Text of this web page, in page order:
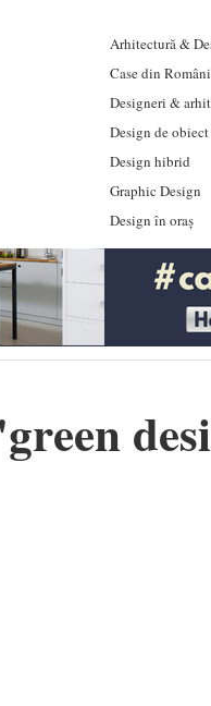
Arhitectură &
Case din
Designeri &
Design de obiect
Design hibrid
Graphic Design
Design în oraș
green